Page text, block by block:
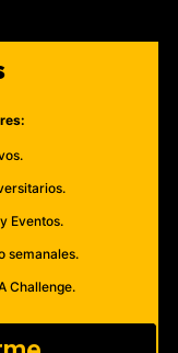
Eventos.
semanales.
Challenge.